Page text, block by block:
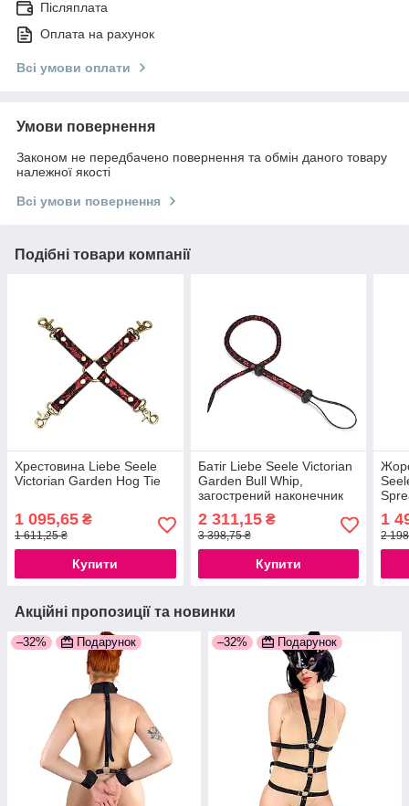
Післяплата
Оплата на рахунок
Всі умови оплати
Умови повернення
Законом не передбачено повернення та обмін даного товару
належної якості
Всі умови повернення
Подібні товари компанії
Хрестовина Liebe Seele
Victorian Garden Hog Tie
1 095,65 ₴
1 611,25 ₴
Купити
Батіг Liebe Seele Victorian
Garden Bull Whip,
загострений наконечник
2 311,15₴
3 398,75 ₴
Купити
1
2
Акційні пропозиції та новинки
–32% Подарунок –32% Подарунок